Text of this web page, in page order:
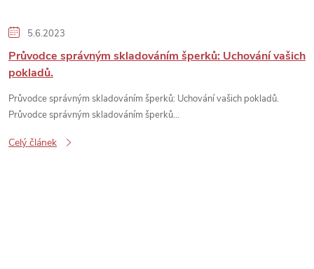
5.6.2023
Průvodce správným skladováním šperků: Uchování vašich
pokladů.
Průvodce správným skladováním šperků: Uchování vašich pokladů.
Průvodce správným skladováním šperků...
Celý článek